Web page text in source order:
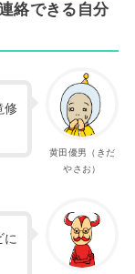
絡できる自分
黄田優男（きだ
やさお）
修
に